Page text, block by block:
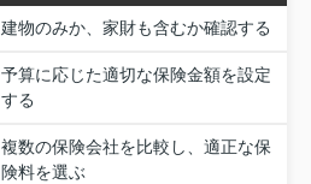
建物のみか、家財も含むか確認する
予算に応じた適切な保険金額を設定
する
複数の保険会社を比較し、適正な保
険料を選ぶ